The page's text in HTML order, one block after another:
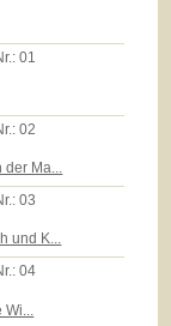
01
02
Ma...
03
und K...
04